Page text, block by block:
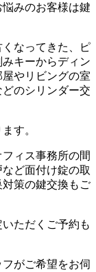
みのお客様は鍵
なってきた、ピ
キーからディン
やリビングの室
のシリンダー交
す。
ィス事務所の間
ど面付け錠の取
策の鍵交換もご
ただくご予約も
がご希望をお伺